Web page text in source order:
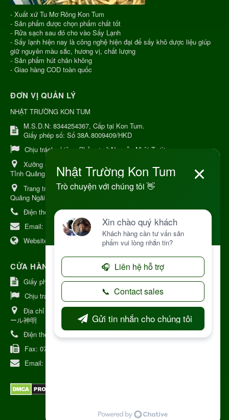
- Xuất xứ Tu Mơ Rông Kon Tum
- Sản phẩm được chọn phẩm chất tốt
- Rửa sạch sau đó cho vào Sấy Lạnh
- Sấy lạnh hiện nay là công nghệ hiện đại để sấy khô dược liệu giúp
giữ nguyên màu sắc, hương vị, chất lượng
- Sản phẩm hút chân không
- Giao hàng COD toàn quốc
ĐƠN VỊ QUẢN LÝ
NHẬT TRƯỜNG KON TUM
M.S.D.N: 8344254367, Cấp tại Kon Tum.
Giấy phép số: Số 38A.8009409/HKD
Chịu trách nhiệm: Chủ cơ sở Nguyễn Nhật Trường
Xưởng sản xuất:
Tỉnh Quảng Ngải
Trang trại Dược Liệu Hữu Cơ:Khu 37 Hộ Xã Măng Đen Tỉnh
Quảng Ngãi
Điện thoại:+84 906968923
Email:
kinhdoanh@nhattruongkontum.com
Website:
https://www.nhattruongkontum.com
CỬA HÀNG GIỚI THIỆU TẠI NHẬT BẢN
Giấy phép số: 080-9475-1379
Chịu trách nhiệm:
MR THƯƠNG
Địa chỉ Nhật Bản:
日本 愛知県刈谷市神明町6丁目308番地 ファミ
ール神明
Điện thoại:080-9475-1379
Fax: 070-9178-7979
Email: